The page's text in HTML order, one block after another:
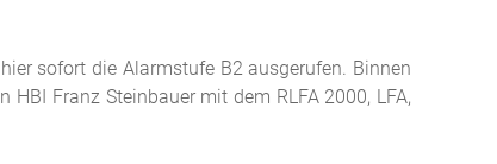
sofort die Alarmstufe B2 ausgerufen. Binnen
Franz Steinbauer mit dem RLFA 2000, LFA,